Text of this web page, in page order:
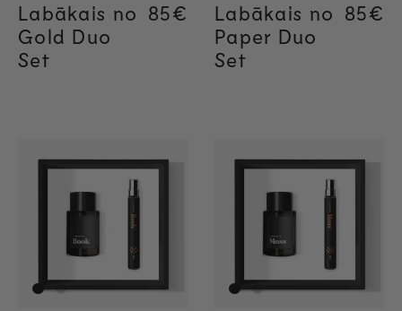
Labākais no
Gold Duo
Set
Regular price
85€
Regular price
85€
Labākais no
Paper Duo
Set
85€